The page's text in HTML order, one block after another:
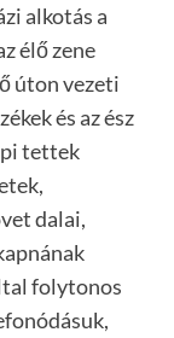
alkotás a
élő zene
úton vezeti
és az ész
tettek
dalai,
folytonos